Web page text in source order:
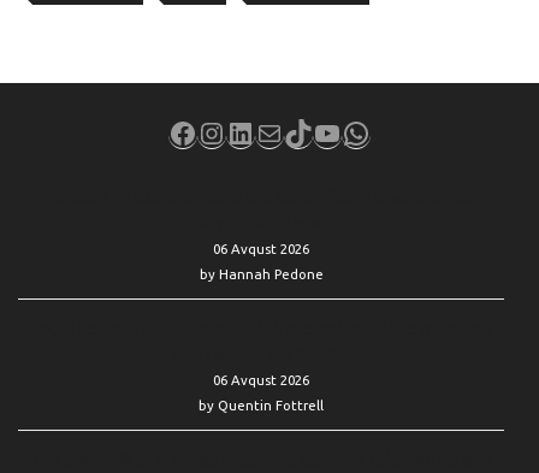
Facebook
Instagram
LinkedIn
MailTikTok
YouTube
WhatsApp
06 Avqust 2026
by Hannah Pedone
06 Avqust 2026
by Quentin Fottrell